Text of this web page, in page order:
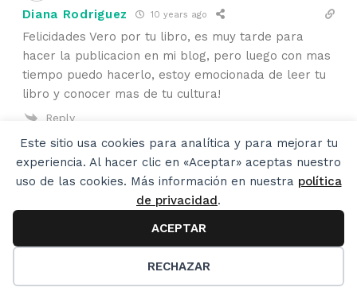
Este sitio usa cookies para analítica y para mejorar tu
experiencia. Al hacer clic en «Aceptar» aceptas nuestro
uso de las cookies. Más información en nuestra política
de privacidad.
ACEPTAR
RECHAZAR
Diana Rodriguez 10 years ago
Felicidades Vero por tu libro, es muy tarde para
hacer la publicacion en mi blog, pero luego con mas
tiempo puedo hacerlo, estoy emocionada de leer tu
libro y conocer mas de tu cultura!
Reply
Genny Garcia 10 years ago
Me enteré tarde que lastima porque no lo puedo
comprar. Lo estoy viendo en Cala. Muy simpático
programa.